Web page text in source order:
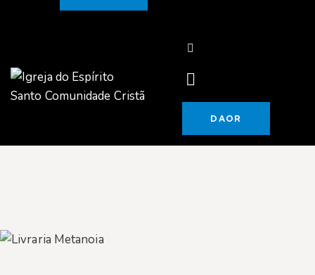
DAOR